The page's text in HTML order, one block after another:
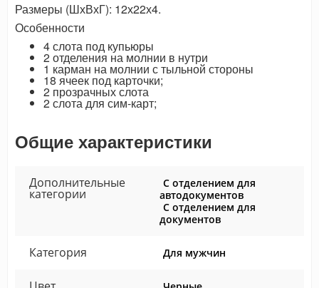
Размеры (ШхВхГ): 12х22х4.
Особенности
4 слота под купьюры
2 отделения на молнии в нутри
1 карман на молнии с тыльной стороны
18 ячеек под карточки;
2 прозрачных слота
2 слота для сим-карт;
Общие характеристики
Дополнительные
категории
С отделением для
автодокументов
С отделением для
документов
Категория Для мужчин